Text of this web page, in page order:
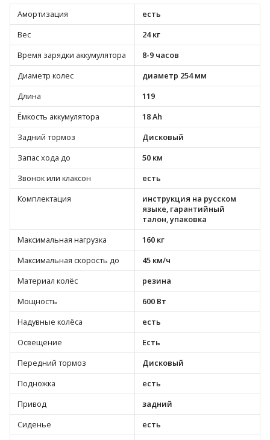
Амортизация
есть
Вес
24 кг
Время зарядки аккумулятора
8-9 часов
Диаметр колес
диаметр 254 мм
Длина
119
Ёмкость аккумулятора
18 Ah
Задний тормоз
Дисковый
Запас хода до
50 км
Звонок или клаксон
есть
Комплектация
инструкция на русском
языке, гарантийный
талон, упаковка
Максимальная нагрузка
160 кг
Максимальная скорость до
45 км/ч
Материал колёс
резина
Мощность
600 Вт
Надувные колёса
есть
Освещение
Есть
Передний тормоз
Дисковый
Подножка
есть
Привод
задний
Сиденье
есть